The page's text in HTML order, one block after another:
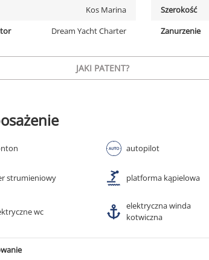
Kos Marina
Dream Yacht Charter
Szerokość
Zanurzenie
JAKI PATENT?
autopilot
strumieniowy platforma kąpielowa
wc
elektryczna winda
kotwiczna